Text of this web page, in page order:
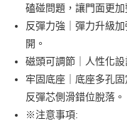
街口支付
悠遊付
AFTEE先享後付
相關說明
【關於「AFTEE先享後付」】
AFTEE先享後付是「在收到
ATM付款
磕碰問題，讓門面更
反彈力強｜彈力升級
開。
磁頭可調節｜人性化
牢固底座｜底座多孔
反彈芯側滑錯位脫落。
※注意事項: